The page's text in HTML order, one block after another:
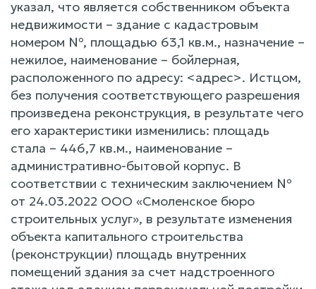
указал, что является собственником объекта
недвижимости – здание с кадастровым
номером №, площадью 63,1 кв.м., назначение –
нежилое, наименование – бойлерная,
расположенного по адресу: <адрес>. Истцом,
без получения соответствующего разрешения
произведена реконструкция, в результате чего
его характеристики изменились: площадь
стала – 446,7 кв.м., наименование –
административно-бытовой корпус. В
соответствии с техническим заключением №
от 24.03.2022 ООО «Смоленское бюро
строительных услуг», в результате изменения
объекта капитального строительства
(реконструкции) площадь внутренних
помещений здания за счет надстроенного